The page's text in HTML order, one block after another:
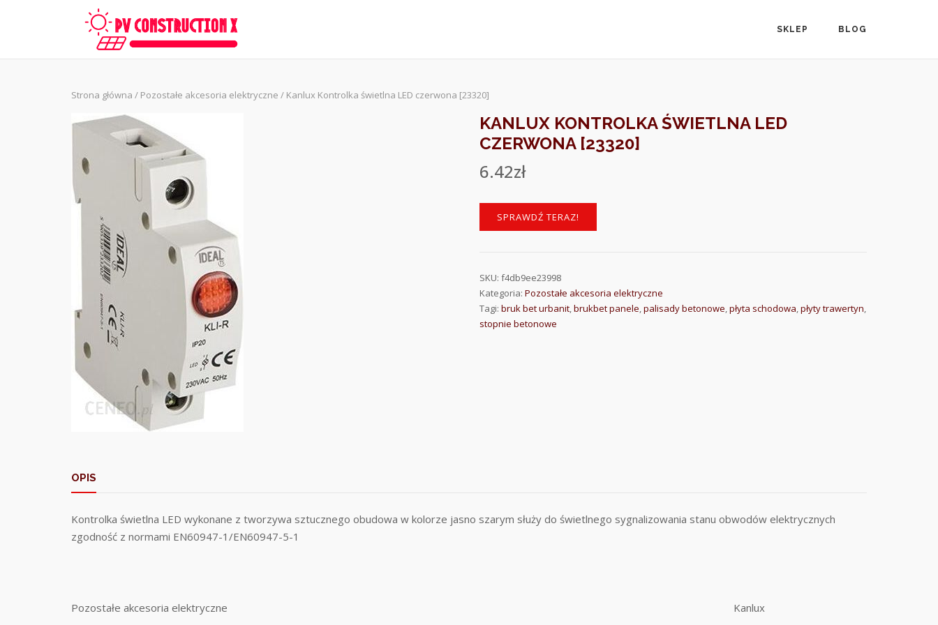
SKLEP BLOG
Strona główna / Pozostałe akcesoria elektryczne / Kanlux Kontrolka świetlna LED czerwona [23320]
KANLUX KONTROLKA ŚWIETLNA LED
CZERWONA [23320]
6.42zł
SPRAWDŹ TERAZ!
SKU:f4db9ee23998
Kategoria:Pozostałe akcesoria elektryczne
Tagi:bruk bet urbanit,brukbet panele,palisady betonowe,płyta schodowa,płyty trawertyn,
stopnie betonowe
OPIS
Kontrolka świetlna LED wykonane z tworzywa sztucznego obudowa w kolorze jasno szarym służy do świetlnego sygnalizowania stanu obwodów elektrycznych
zgodność z normami EN60947-1/EN60947-5-1
Pozostałe akcesoria elektryczne Kanlux